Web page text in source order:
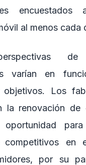
encuestados
al menos cada
de
varían en
objetivos. Los
la renovación de
competitivos en
por su